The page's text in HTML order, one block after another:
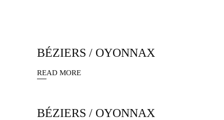
BÉZIERS / OYONNAX
READ MORE
BÉZIERS / OYONNAX